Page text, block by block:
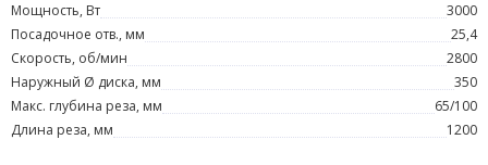
Мощность, Вт
3000
Посадочное отв., мм
25,4
Скорость, об/мин
2800
Наружный Ø диска, мм
350
Макс. глубина реза, мм
65/100
Длина реза, мм
1200